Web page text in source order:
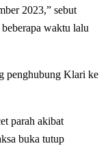
2023,” sebut
waktu lalu
penghubung Klari ke
parah akibat
buka tutup